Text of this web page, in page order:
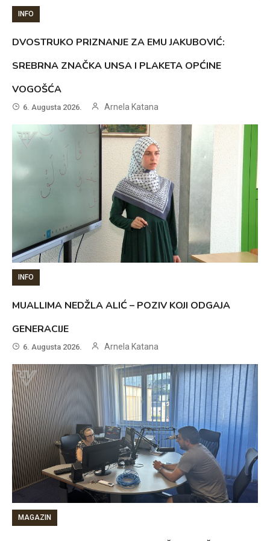
INFO
DVOSTRUKO PRIZNANJE ZA EMU JAKUBOVIĆ:
SREBRNA ZNAČKA UNSA I PLAKETA OPĆINE
VOGOŠĆA
6. Augusta 2026. Arnela Katana
INFO
MUALLIMA NEDŽLA ALIĆ – POZIV KOJI ODGAJA
GENERACIJE
6. Augusta 2026. Arnela Katana
MAGAZIN